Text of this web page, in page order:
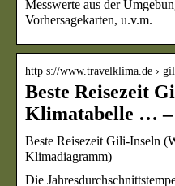
Messwerte aus der
Vorhersagekarten, u.v.m.
http s://www.travelklima.de ›
Beste Reisezeit
Klimatabelle …
Beste Reisezeit Gili-Inseln
Klimadiagramm)
Die